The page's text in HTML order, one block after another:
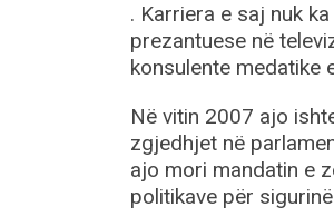
. Karriera e saj nuk
prezantuese në
konsulente medatike
Në vitin 2007 ajo
zgjedhjet në
ajo mori mandatin e
politikave për